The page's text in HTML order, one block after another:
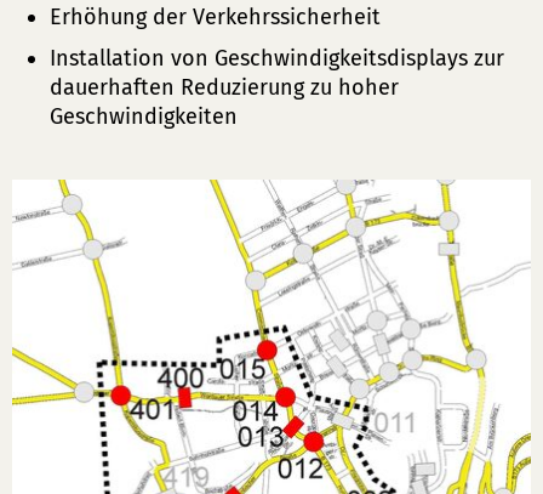
Erhöhung der Verkehrssicherheit
Installation von Geschwindigkeitsdisplays zur
dauerhaften Reduzierung zu hoher
Geschwindigkeiten